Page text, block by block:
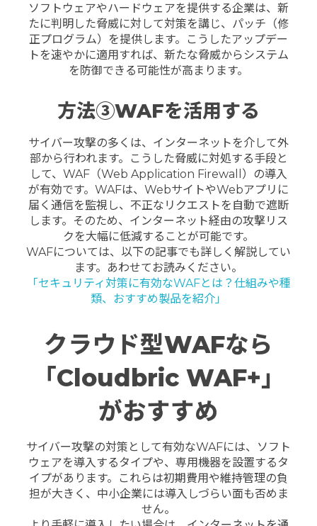
ソフトウェアやハードウェアを提供する企業は、新
たに判明した脅威に対して対策を講じ、パッチ（修
正プログラム）を提供します。こうしたアップデー
トを速やかに適用すれば、新たな脅威からシステム
を防御できる可能性が高まります。
方法③WAFを活用する
サイバー攻撃の多くは、インターネットを介して外
部から行われます。こうした脅威に対処する手段と
して、WAF（Web Application Firewall）の導入
が有効です。 WAFは、WebサイトやWebアプリに
届く通信を監視し、不正なリクエストを自動で遮断
します。そのため、インターネット経由の攻撃リス
クを大幅に低減することが可能です。
WAFについては、以下の記事でも詳しく解説してい
ます。あわせてお読みください。
「セキュリティ対策に有効なWAFとは？仕組みや種
類、おすすめ製品を紹介」
クラウド型WAFなら
「Cloudbric WAF+」
がおすすめ
サイバー攻撃の対策として有効なWAFには、ソフト
ウェアを導入するタイプや、専用機器を設置するタ
イプがあります。これらは初期費用や維持管理の負
担が大きく、中小企業には導入しづらい面も否めま
せん。